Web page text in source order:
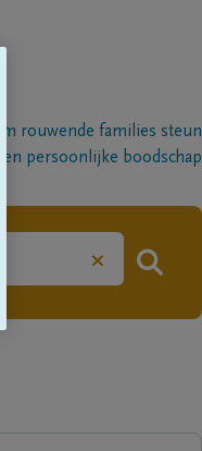
rouwende families steun
persoonlijke boodschap
×